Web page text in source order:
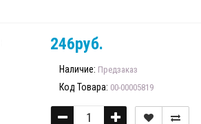
246руб.
Наличие: Предзаказ
Код Товара: 00-00005819